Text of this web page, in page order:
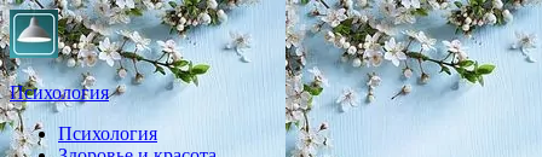
Психология
Практическая психология, личностный рост, экология,
Психология